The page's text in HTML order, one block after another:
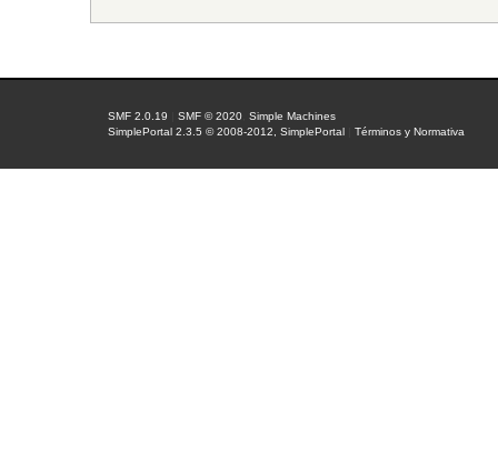
SMF 2.0.19 |SMF © 2020 ,Simple Machines
SimplePortal 2.3.5 © 2008-2012, SimplePortal
|Términos y Normativa